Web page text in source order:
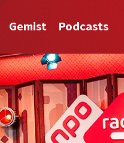
Gemist Podcasts